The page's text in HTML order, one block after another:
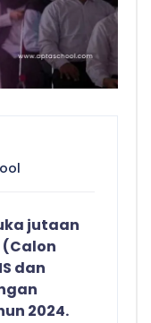
jutaan
dan
2024.